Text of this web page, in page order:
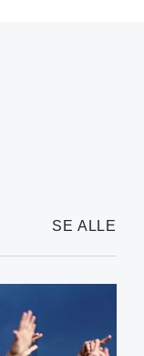
SE ALLE